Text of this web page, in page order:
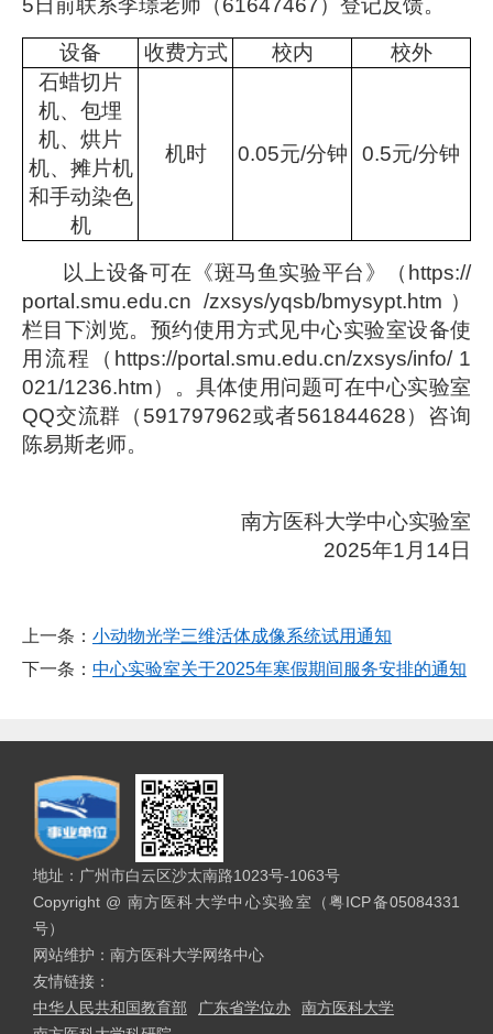
5日前联系李璟老师（61647467） 登记反馈。
设备 收费方式 校内
校外
石蜡切片
机、包埋
机、烘片
机、摊片机
和手动染色
机
机时 0.05元/分钟 0.5元/分钟
以上设备可在《斑马鱼实验平台》（ https://
portal.smu.edu.cn /zxsys/yqsb/bmysypt.htm ）
栏目下浏览。 预约使用方式见中心实验室设备使
用 流程 （ https://portal.smu.edu.cn/zxsys/info/ 1
021/1236.htm）。具体使用问题可在中心实验室
QQ交流群（591797962或者561844628）咨询
陈易斯老师。
南方医科大学中心实验室
2025年1月14 日
上一条： 小动物光学三维活体成像系统试用通知
下一条： 中心实验室关于2025年寒假期间服务安排的通知
地址：广州市白云区沙太南路1023号-1063号
Copyright @ 南方医科大学中心实验室（粤ICP备05084331
号）
网站维护：南方医科大学网络中心
友情链接：
中华人民共和国教育部
广东省学位办
南方医科大学